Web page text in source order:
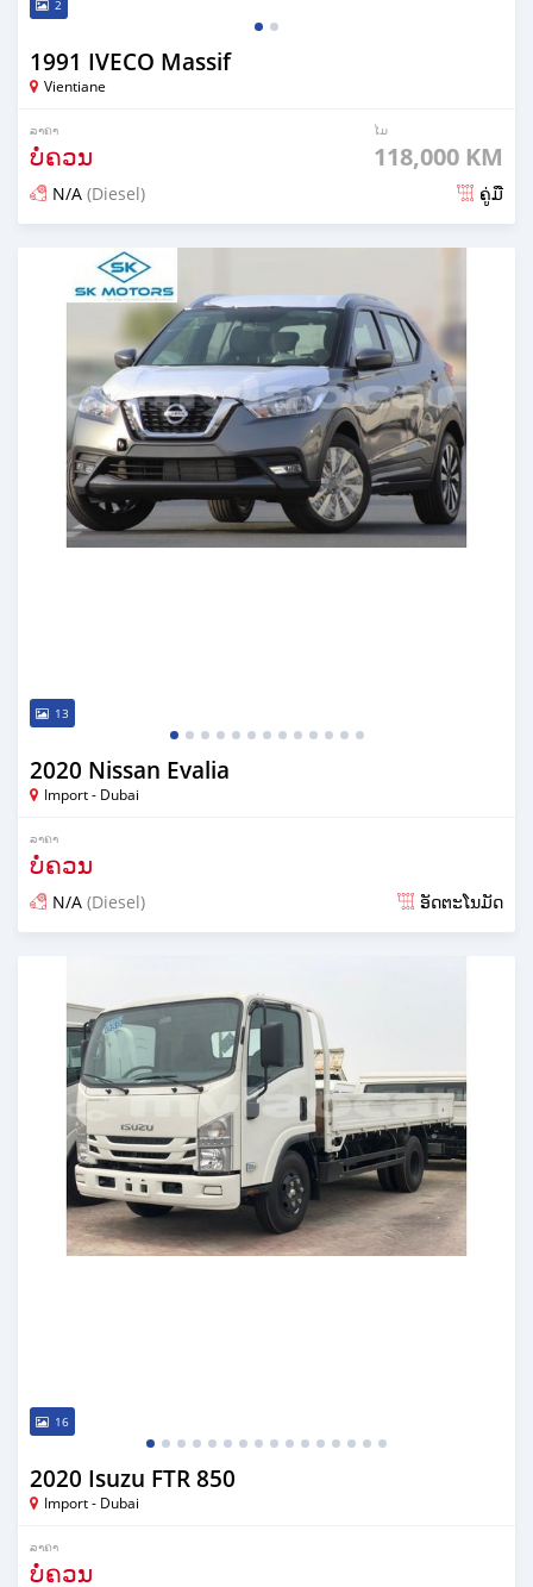
2
1991 IVECO Massif
Vientiane
ລາຄາ
ບໍ່ຄວນ
ໄມ
118,000 KM
N/A (Diesel) ຄູ່ມື
ໂພດ almost 4 years ກ່ອນ ໜ້າ ນີ້
13
2020 Nissan Evalia
Import - Dubai
ລາຄາ
ບໍ່ຄວນ
N/A (Diesel) ອັດຕະໂນມັດ
16
2020 Isuzu FTR 850
Import - Dubai
ລາຄາ
ບໍ່ຄວນ